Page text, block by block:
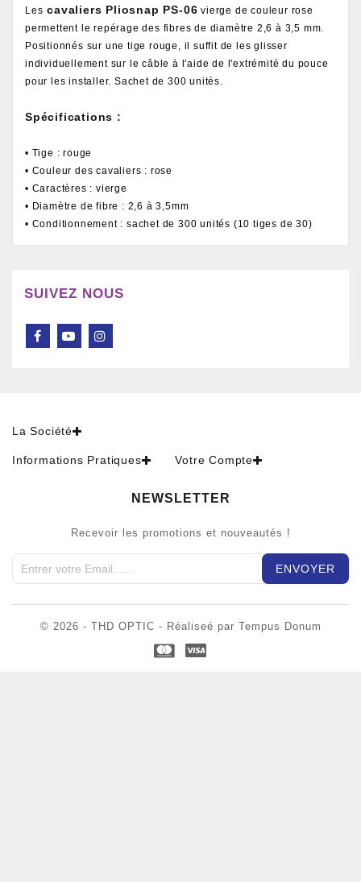
Les cavaliers Pliosnap PS-06 vierge de couleur rose
permettent le repérage des fibres de diamètre 2,6 à 3,5 mm.
Positionnés sur une tige rouge, il suffit de les glisser
individuellement sur le câble à l'aide de l'extrémité du pouce
pour les installer. Sachet de 300 unités.
Spécifications :
• Tige : rouge
• Couleur des cavaliers : rose
• Caractères : vierge
• Diamètre de fibre : 2,6 à 3,5mm
• Conditionnement : sachet de 300 unités (10 tiges de 30)
SUIVEZ NOUS
La Société
Informations Pratiques Votre Compte
NEWSLETTER
Recevoir les promotions et nouveautés !
© 2026 - THD OPTIC - Réaliseé par Tempus Donum